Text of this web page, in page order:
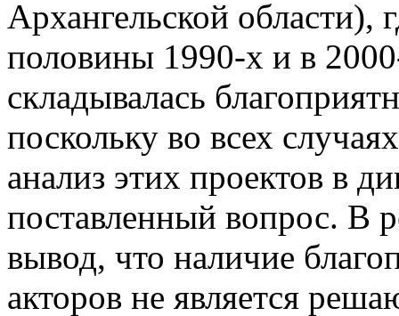
Архангельской области),
половины 1990-х и в
складывалась
поскольку во всех
анализ этих проектов в
поставленный вопрос. В
вывод, что наличие
акторов не является